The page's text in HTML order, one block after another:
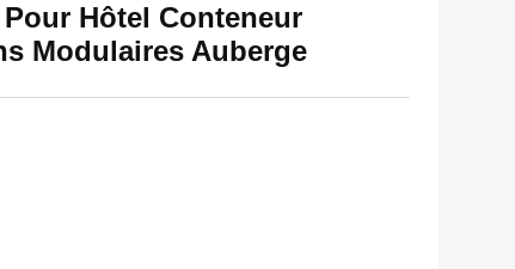
Hôtel Conteneur
Modulaires Auberge